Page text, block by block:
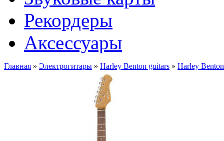
Рекордеры
Аксессуары
Главная » Электрогитары » Harley Benton guitars » Harley